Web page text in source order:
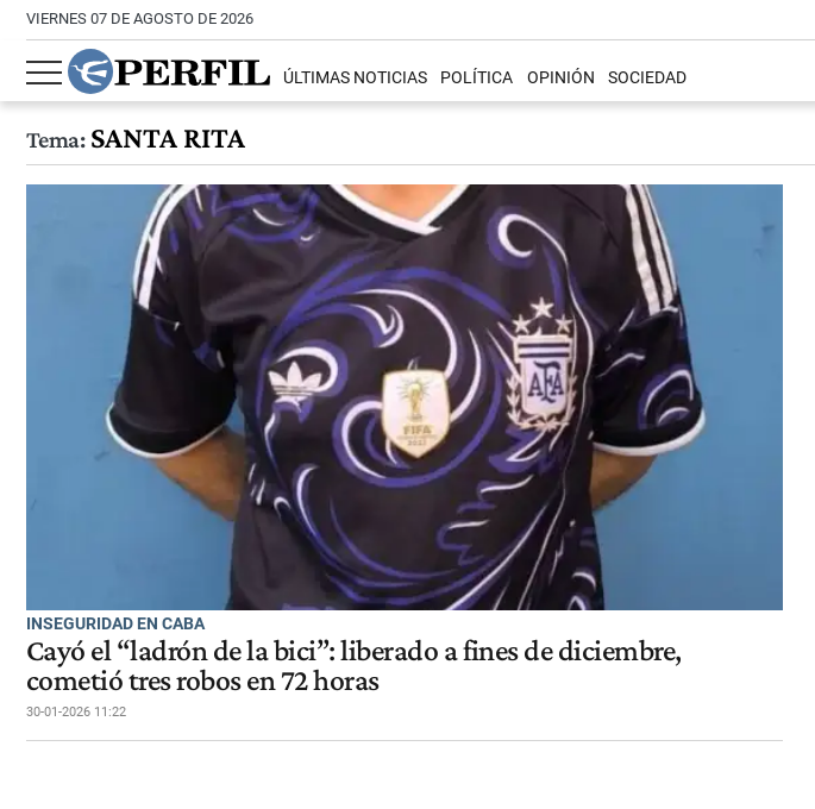
VIERNES 07 DE AGOSTO DE 2026
ÚLTIMAS NOTICIAS POLÍTICA OPINIÓN SOCIEDAD
Tema:SANTA RITA
INSEGURIDAD EN CABA
Cayó el “ladrón de la bici”: liberado a fines de diciembre,
cometió tres robos en 72 horas
30-01-2026 11:22